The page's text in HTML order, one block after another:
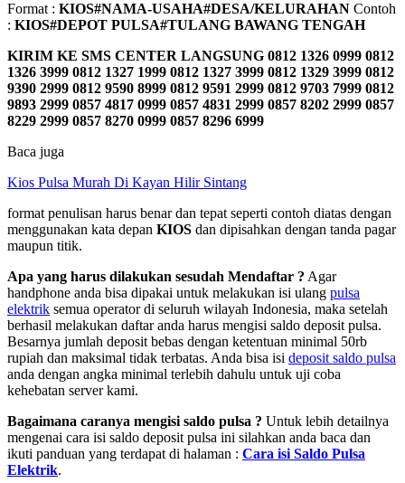
Format : KIOS#NAMA-USAHA#DESA/KELURAHAN Contoh
: KIOS#DEPOT PULSA#TULANG BAWANG TENGAH
KIRIM KE SMS CENTER LANGSUNG 0812 1326 0999 0812
1326 3999 0812 1327 1999 0812 1327 3999 0812 1329 3999 0812
9390 2999 0812 9590 8999 0812 9591 2999 0812 9703 7999 0812
9893 2999 0857 4817 0999 0857 4831 2999 0857 8202 2999 0857
8229 2999 0857 8270 0999 0857 8296 6999
Baca juga
Kios Pulsa Murah Di Kayan Hilir Sintang
format penulisan harus benar dan tepat seperti contoh diatas dengan
menggunakan kata depan KIOS dan dipisahkan dengan tanda pagar
maupun titik.
Apa yang harus dilakukan sesudah Mendaftar ? Agar
handphone anda bisa dipakai untuk melakukan isi ulang pulsa
elektrik semua operator di seluruh wilayah Indonesia, maka setelah
berhasil melakukan daftar anda harus mengisi saldo deposit pulsa.
Besarnya jumlah deposit bebas dengan ketentuan minimal 50rb
rupiah dan maksimal tidak terbatas. Anda bisa isi deposit saldo pulsa
anda dengan angka minimal terlebih dahulu untuk uji coba
kehebatan server kami.
Bagaimana caranya mengisi saldo pulsa ? Untuk lebih detailnya
mengenai cara isi saldo deposit pulsa ini silahkan anda baca dan
ikuti panduan yang terdapat di halaman : Cara isi Saldo Pulsa
Elektrik.